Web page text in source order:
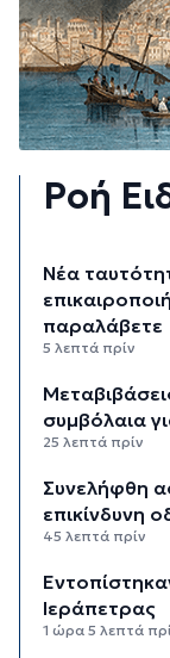
Ροή
Νέα
παραλάβετε
5 λεπτά πρίν
συμβόλαια
25 λεπτά πρίν
Συνελήφθη
επικίνδυνη
45 λεπτά πρίν
Ιεράπετρας
1 ώρα 5 λεπτά